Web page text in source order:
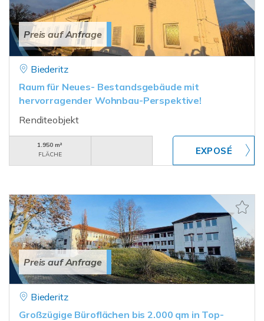
Preis auf Anfrage
Biederitz
Raum für Neues- Bestandsgebäude mit
hervorragender Wohnbau-Perspektive!
Renditeobjekt
1.950 m²
FLÄCHE
Preis auf Anfrage
Biederitz
Großzügige Büroflächen bis 2.000 qm in Top-